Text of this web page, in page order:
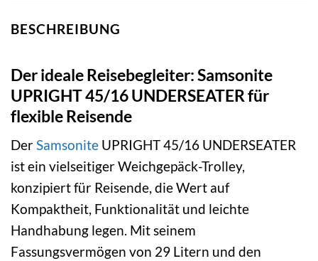
BESCHREIBUNG
Der ideale Reisebegleiter: Samsonite
UPRIGHT 45/16 UNDERSEATER für
flexible Reisende
DerSamsonite UPRIGHT 45/16 UNDERSEATER
ist ein vielseitiger Weichgepäck-Trolley,
konzipiert für Reisende, die Wert auf
Kompaktheit, Funktionalität und leichte
Handhabung legen. Mit seinem
Fassungsvermögen von 29 Litern und den